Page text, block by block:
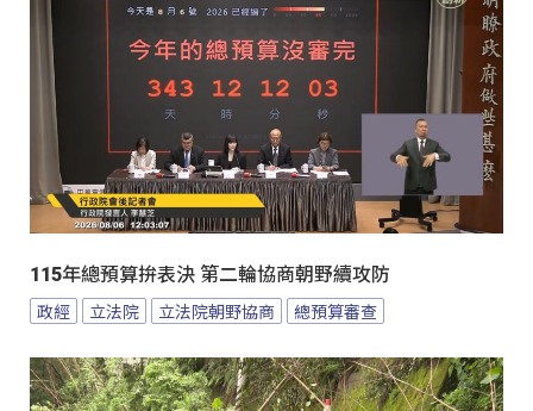
115年總預算拚表決 第二輪協商朝野續攻防
政經 立法院 立法院朝野協商 總預算審查